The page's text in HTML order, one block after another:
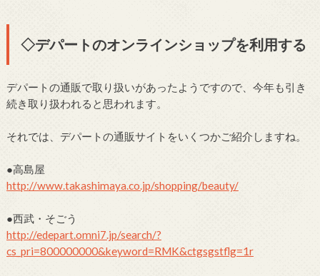
◇デパートのオンラインショップを利用する
デパートの通販で取り扱いがあったようですので、今年も引き
続き取り扱われると思われます。
それでは、デパートの通販サイトをいくつかご紹介しますね。
●高島屋
http://www.takashimaya.co.jp/shopping/beauty/
●西武・そごう
http://edepart.omni7.jp/search/?
cs_pri=800000000&keyword=RMK&ctgsgstflg=1r